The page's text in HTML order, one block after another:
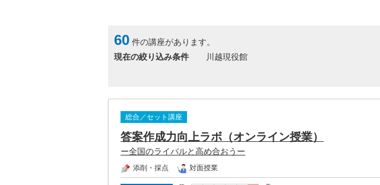
60 件の講座があります。
現在の絞り込み条件
川越現役館
総合／セット講座
答案作成力向上ラボ（オンライン授業）
ー全国のライバルと高め合おうー
添削・採点 対面授業